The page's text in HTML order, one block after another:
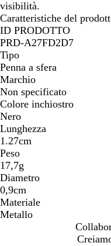
d
i
f
u
c
i
l
e
visibilità.
Caratteristiche del
ID PRODOTTO
PRD-A27FD2D7
Tipo
Penna a sfera
Marchio
Non specificato
Colore inchiostro
Nero
Lunghezza
1.27cm
Peso
17,7g
Diametro
0,9cm
Materiale
Metallo